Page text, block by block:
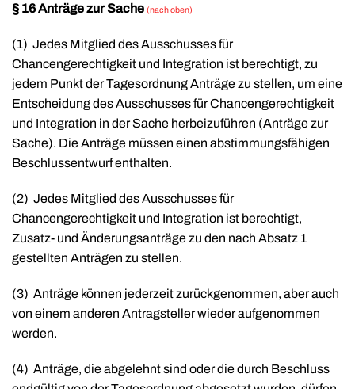
§ 16 Anträge zur Sache (nach oben)
(1) Jedes Mitglied des Ausschusses für
Chancengerechtigkeit und Integration ist berechtigt, zu
jedem Punkt der Tagesordnung Anträge zu stellen, um eine
Entscheidung des Ausschusses für Chancengerechtigkeit
und Integration in der Sache herbeizuführen (Anträge zur
Sache). Die Anträge müssen einen abstimmungsfähigen
Beschlussentwurf enthalten.
(2) Jedes Mitglied des Ausschusses für
Chancengerechtigkeit und Integration ist berechtigt,
Zusatz- und Änderungsanträge zu den nach Absatz 1
gestellten Anträgen zu stellen.
(3) Anträge können jederzeit zurückgenommen, aber auch
von einem anderen Antragsteller wieder aufgenommen
werden.
(4) Anträge, die abgelehnt sind oder die durch Beschluss